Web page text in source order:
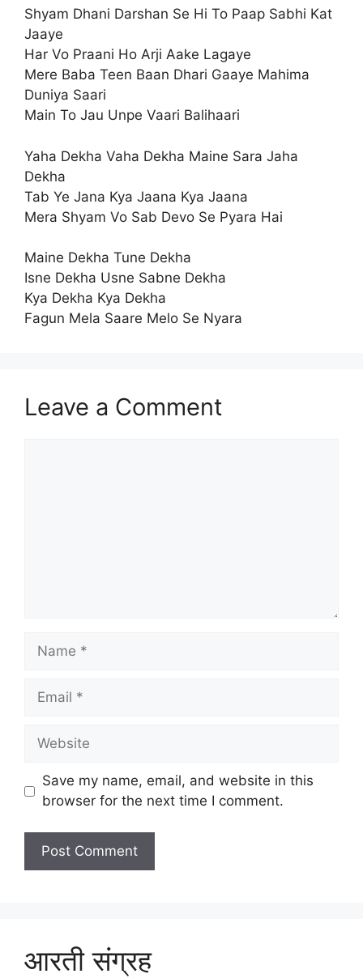
Shyam Dhani Darshan Se Hi To Paap Sabhi Kat
Jaaye
Har Vo Praani Ho Arji Aake Lagaye
Mere Baba Teen Baan Dhari Gaaye Mahima
Duniya Saari
Main To Jau Unpe Vaari Balihaari
Yaha Dekha Vaha Dekha Maine Sara Jaha
Dekha
Tab Ye Jana Kya Jaana Kya Jaana
Mera Shyam Vo Sab Devo Se Pyara Hai
Maine Dekha Tune Dekha
Isne Dekha Usne Sabne Dekha
Kya Dekha Kya Dekha
Fagun Mela Saare Melo Se Nyara
Leave a Comment
Name
Email
Website
Save my name, email, and website in this
browser for the next time I comment.
आरती संग्रह